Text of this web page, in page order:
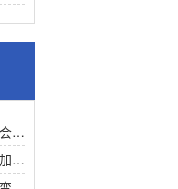
CNC零件加工工艺处理不当会有什么影响？
盘点精密五金零件加工CNC加工明显的特征有哪些